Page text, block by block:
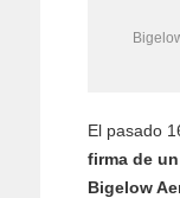
El pasado
firma de
Bigelow